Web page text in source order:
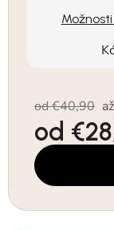
od €40,90
od
Jednotková